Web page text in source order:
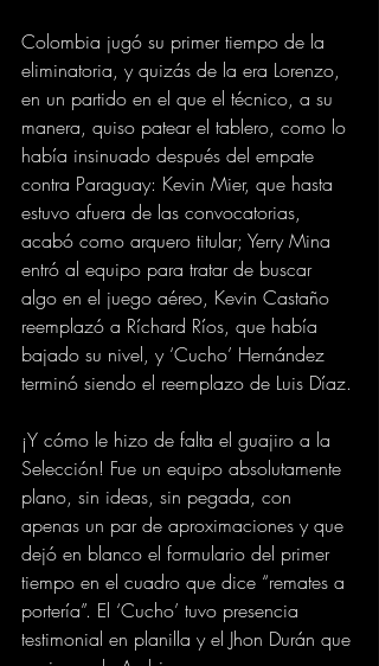
Colombia jugó su primer tiempo de la
eliminatoria, y quizás de la era Lorenzo,
en un partido en el que el técnico, a su
manera, quiso patear el tablero, como lo
había insinuado después del empate
contra Paraguay: Kevin Mier, que hasta
estuvo afuera de las convocatorias,
acabó como arquero titular; Yerry Mina
entró al equipo para tratar de buscar
algo en el juego aéreo, Kevin Castaño
reemplazó a Ríchard Ríos, que había
bajado su nivel, y ‘Cucho’ Hernández
terminó siendo el reemplazo de Luis Díaz.
¡Y cómo le hizo de falta el guajiro a la
Selección! Fue un equipo absolutamente
plano, sin ideas, sin pegada, con
apenas un par de aproximaciones y que
dejó en blanco el formulario del primer
tiempo en el cuadro que dice “remates a
portería”. El ‘Cucho’ tuvo presencia
testimonial en planilla y el Jhon Durán que